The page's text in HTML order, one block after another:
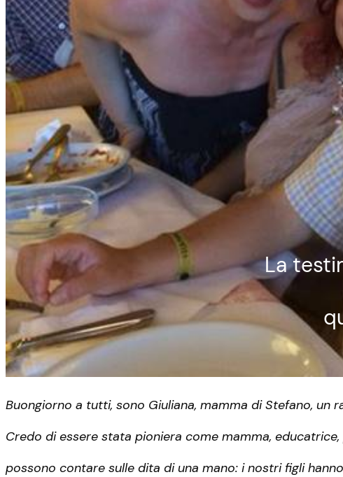
La
Buongiorno a tutti, sono Giuliana, mamma di Stefano, un
Credo di essere stata pioniera come mamma,
possono contare sulle dita di una mano: i nostri figli